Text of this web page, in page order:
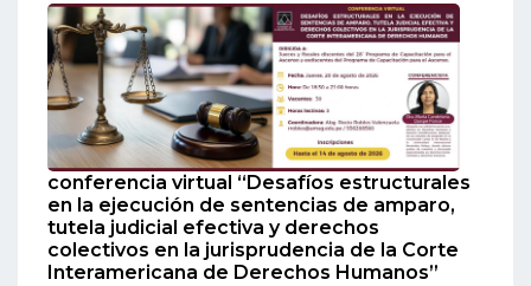
conferencia virtual “Desafíos estructurales
en la ejecución de sentencias de amparo,
tutela judicial efectiva y derechos
colectivos en la jurisprudencia de la Corte
Interamericana de Derechos Humanos”